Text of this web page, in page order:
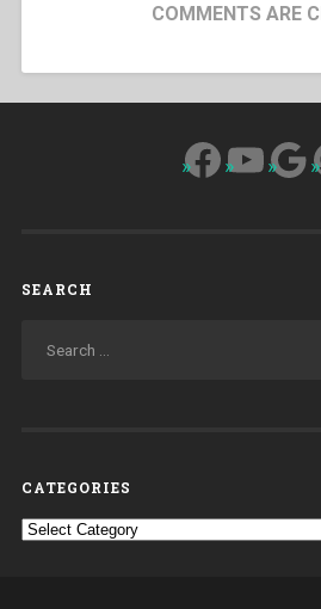
COMMENTS ARE
SEARCH
CATEGORIES
Categories